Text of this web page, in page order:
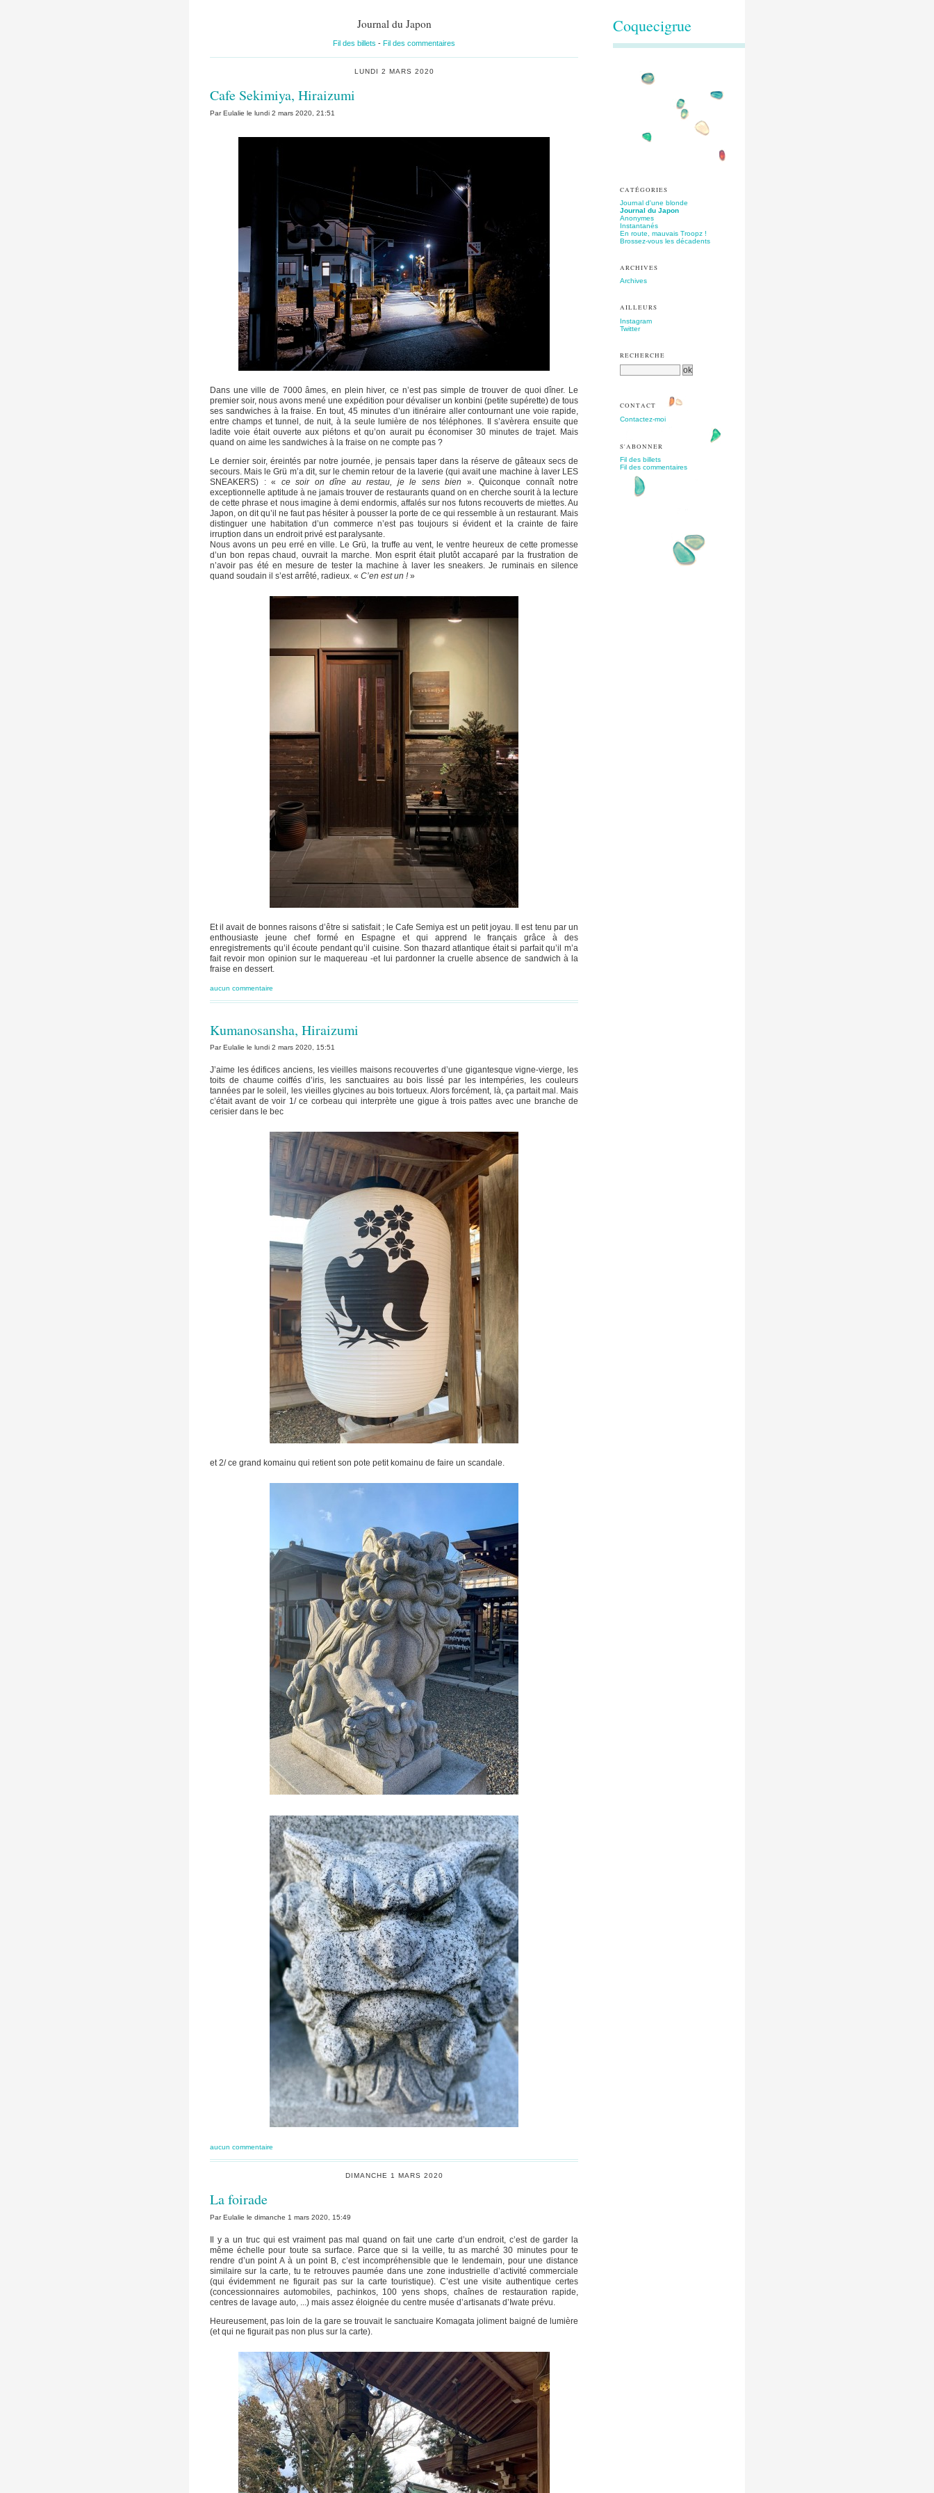
Coquecigrue
Journal du Japon
Fil des billets - Fil des commentaires
LUNDI 2 MARS 2020
Cafe Sekimiya, Hiraizumi
Par Eulalie le lundi 2 mars 2020, 21:51
Dans une ville de 7000 âmes, en plein hiver, ce n’est pas simple de trouver de quoi dîner. Le
premier soir, nous avons mené une expédition pour dévaliser un konbini (petite supérette) de tous
ses sandwiches à la fraise. En tout, 45 minutes d’un itinéraire aller contournant une voie rapide,
entre champs et tunnel, de nuit, à la seule lumière de nos téléphones. Il s’avèrera ensuite que
ladite voie était ouverte aux piétons et qu’on aurait pu économiser 30 minutes de trajet. Mais
quand on aime les sandwiches à la fraise on ne compte pas ?
Le dernier soir, éreintés par notre journée, je pensais taper dans la réserve de gâteaux secs de
secours. Mais le Grü m’a dit, sur le chemin retour de la laverie (qui avait une machine à laver LES
SNEAKERS) : « ce soir on dîne au restau, je le sens bien ». Quiconque connaît notre
exceptionnelle aptitude à ne jamais trouver de restaurants quand on en cherche sourit à la lecture
de cette phrase et nous imagine à demi endormis, affalés sur nos futons recouverts de miettes. Au
Japon, on dit qu’il ne faut pas hésiter à pousser la porte de ce qui ressemble à un restaurant. Mais
distinguer une habitation d’un commerce n’est pas toujours si évident et la crainte de faire
irruption dans un endroit privé est paralysante.
Nous avons un peu erré en ville. Le Grü, la truffe au vent, le ventre heureux de cette promesse
d’un bon repas chaud, ouvrait la marche. Mon esprit était plutôt accaparé par la frustration de
n’avoir pas été en mesure de tester la machine à laver les sneakers. Je ruminais en silence
quand soudain il s’est arrêté, radieux. « C’en est un !»
Et il avait de bonnes raisons d’être si satisfait ; le Cafe Semiya est un petit joyau. Il est tenu par un
enthousiaste jeune chef formé en Espagne et qui apprend le français grâce à des
enregistrements qu’il écoute pendant qu’il cuisine. Son thazard atlantique était si parfait qu’il m’a
fait revoir mon opinion sur le maquereau -et lui pardonner la cruelle absence de sandwich à la
fraise en dessert.
aucun commentaire
Kumanosansha, Hiraizumi
Par Eulalie le lundi 2 mars 2020, 15:51
J’aime les édifices anciens, les vieilles maisons recouvertes d’une gigantesque vigne-vierge, les
toits de chaume coiffés d’iris, les sanctuaires au bois lissé par les intempéries, les couleurs
tannées par le soleil, les vieilles glycines au bois tortueux. Alors forcément, là, ça partait mal. Mais
c’était avant de voir 1/ ce corbeau qui interprète une gigue à trois pattes avec une branche de
cerisier dans le bec
et 2/ ce grand komainu qui retient son pote petit komainu de faire un scandale.
aucun commentaire
DIMANCHE 1 MARS 2020
La foirade
Par Eulalie le dimanche 1 mars 2020, 15:49
Il y a un truc qui est vraiment pas mal quand on fait une carte d’un endroit, c’est de garder la
même échelle pour toute sa surface. Parce que si la veille, tu as marché 30 minutes pour te
rendre d’un point A à un point B, c’est incompréhensible que le lendemain, pour une distance
similaire sur la carte, tu te retrouves paumée dans une zone industrielle d’activité commerciale
(qui évidemment ne figurait pas sur la carte touristique). C’est une visite authentique certes
(concessionnaires automobiles, pachinkos, 100 yens shops, chaînes de restauration rapide,
centres de lavage auto, ...) mais assez éloignée du centre musée d’artisanats d’Iwate prévu.
Heureusement, pas loin de la gare se trouvait le sanctuaire Komagata joliment baigné de lumière
(et qui ne figurait pas non plus sur la carte).
CATÉGORIES
Journal d'une blonde
Journal du Japon
Anonymes
Instantanés
En route, mauvais Troopz !
Brossez-vous les décadents
ARCHIVES
Archives
AILLEURS
Instagram
Twitter
RECHERCHE
CONTACT
Contactez-moi
S'ABONNER
Fil des billets
Fil des commentaires